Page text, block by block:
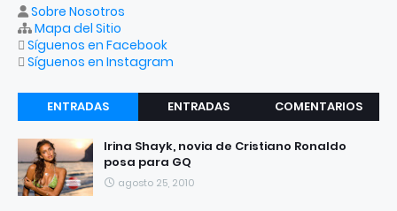
Sobre Nosotros
Mapa del Sitio
Síguenos en Facebook
Síguenos en Instagram
ENTRADAS
ENTRADAS
COMENTARIOS
Irina Shayk, novia de Cristiano Ronaldo
posa para GQ
agosto 25, 2010